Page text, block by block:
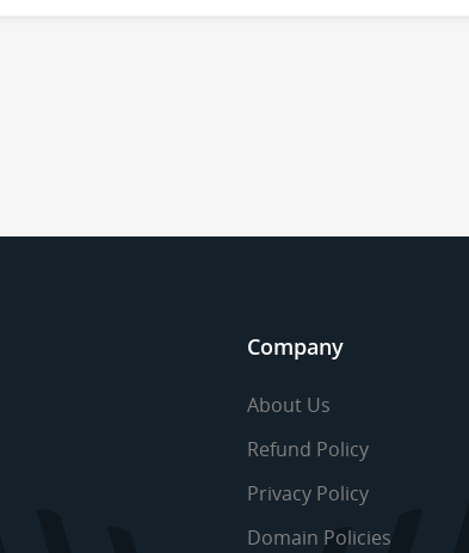
Company
About Us
Refund Policy
Privacy Policy
Domain Policies